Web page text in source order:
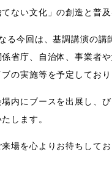
てない文化」の創造と普及
る今回は、基調講演の講
係省庁、自治体、事業者
ブの実施等を予定しており
場内にブースを出展し、
します。
場を心よりお待ちしてお